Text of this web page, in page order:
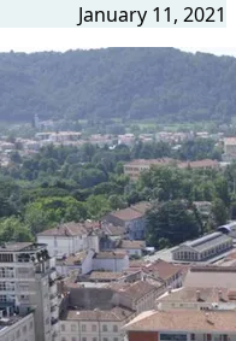
January 11, 2021